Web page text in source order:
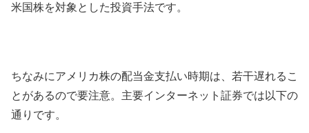
米国株を対象とした投資手法です。
ちなみにアメリカ株の配当金支払い時期は、若干遅れるこ
とがあるので要注意。主要インターネット証券では以下の
通りです。